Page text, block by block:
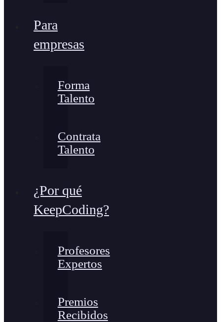
Para
empresas
Forma
Talento
Contrata
Talento
¿Por qué
KeepCoding?
Profesores
Expertos
Premios
Recibidos